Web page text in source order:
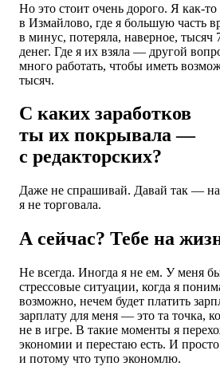
Но это стоит очень дорого. Я как-
в Измайлово, где я большую часть
в минус, потеряла, наверное,
денег. Где я их взяла — другой
много работать, чтобы иметь
тысяч.
С каких заработков
ты их покрывала —
с редакторских?
Даже не спрашивай. Давай так —
я не торговала.
А сейчас? Тебе на
Не всегда. Иногда я не ем. У меня
стрессовые ситуации, когда я
возможно, нечем будет платить
зарплату для меня — это та точка,
не в игре. В такие моменты я
экономии и перестаю есть. И просто
и потому что тупо экономлю.